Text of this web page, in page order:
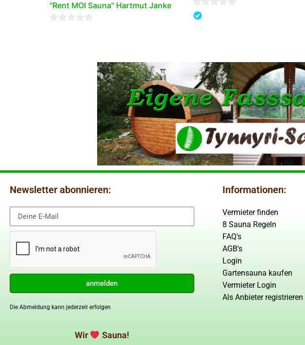
"Rent MOI Sauna" Hartmut Janke
0
Newsletter abonnieren:
anmelden
Die Abmeldung kann jederzeit erfolgen
Wir Sauna!
Informationen:
Vermieter finden
8 Sauna Regeln
FAQ's
AGB's
Login
Gartensauna kaufen
Vermieter Login
Als Anbieter registrieren